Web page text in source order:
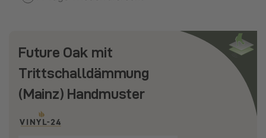
Future Oak mit
Trittschalldämmung
(Mainz) Handmuster